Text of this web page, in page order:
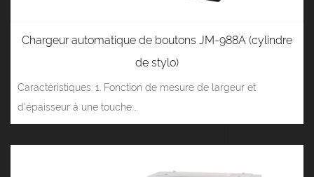
Chargeur automatique de boutons JM-988A (cylindre
de stylo)
Caractéristiques: 1. Fonction de mesure de largeur et
d'épaisseur à une touche:...